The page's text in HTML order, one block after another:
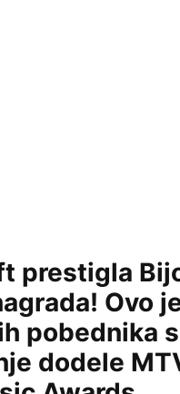
prestigla
Ovo
pobednika
dodele